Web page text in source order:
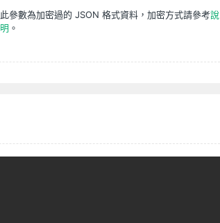
此參數為加密過的 JSON 格式資料，加密方式請參考說
明 。